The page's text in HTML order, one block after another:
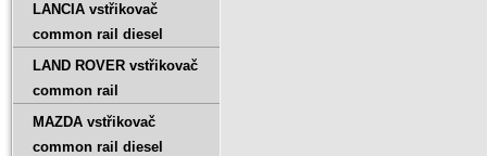
LANCIA vstřikovač
common rail diesel
LAND ROVER vstřikovač
common rail
MAZDA vstřikovač
common rail diesel